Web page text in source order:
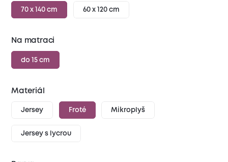
70 x 140 cm 60 x 120 cm
Na matraci
do 15 cm
Materiál
Jersey Froté Mikroplyš
Jersey s lycrou